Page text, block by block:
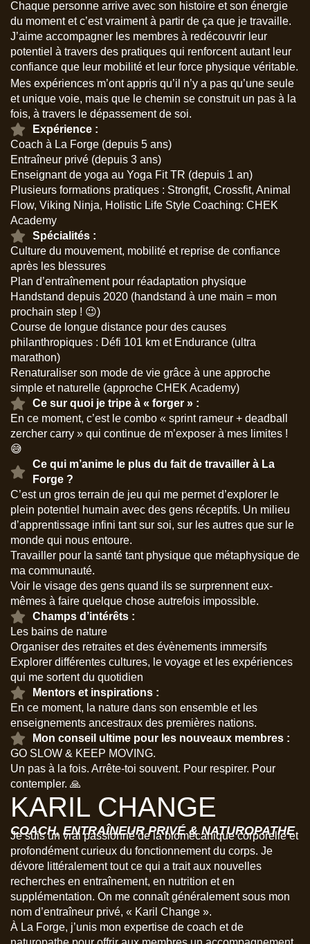
Chaque personne arrive avec son histoire et son énergie
du moment et c’est vraiment à partir de ça que je travaille.
J’aime accompagner les membres à redécouvrir leur
potentiel à travers des pratiques qui renforcent autant leur
confiance que leur mobilité et leur force physique véritable.
Mes expériences m’ont appris qu’il n’y a pas qu’une seule
et unique voie, mais que le chemin se construit un pas à la
fois, à travers le dépassement de soi.
Expérience :
Coach à La Forge (depuis 5 ans)
Entraîneur privé (depuis 3 ans)
Enseignant de yoga au Yoga Fit TR (depuis 1 an)
Plusieurs formations pratiques : Strongfit, Crossfit, Animal
Flow, Viking Ninja, Holistic Life Style Coaching: CHEK
Academy
Spécialités :
Culture du mouvement, mobilité et reprise de confiance
après les blessures
Plan d’entraînement pour réadaptation physique
Handstand depuis 2020 (handstand à une main = mon
prochain step ! 😉)
Course de longue distance pour des causes
philanthropiques : Défi 101 km et Endurance (ultra
marathon)
Renaturaliser son mode de vie grâce à une approche
simple et naturelle (approche CHEK Academy)
Ce sur quoi je tripe à « forger » :
En ce moment, c’est le combo « sprint rameur + deadball
zercher carry » qui continue de m’exposer à mes limites !
😅
Ce qui m’anime le plus du fait de travailler à La
Forge ?
C’est un gros terrain de jeu qui me permet d’explorer le
plein potentiel humain avec des gens réceptifs. Un milieu
d’apprentissage infini tant sur soi, sur les autres que sur le
monde qui nous entoure.
Travailler pour la santé tant physique que métaphysique de
ma communauté.
Voir le visage des gens quand ils se surprennent eux-
mêmes à faire quelque chose autrefois impossible.
Champs d’intérêts :
Les bains de nature
Organiser des retraites et des évènements immersifs
Explorer différentes cultures, le voyage et les expériences
qui me sortent du quotidien
Mentors et inspirations :
En ce moment, la nature dans son ensemble et les
enseignements ancestraux des premières nations.
Mon conseil ultime pour les nouveaux membres :
GO SLOW & KEEP MOVING.
Un pas à la fois. Arrête-toi souvent. Pour respirer. Pour
contempler. 🙏
KARIL CHANGE
COACH, ENTRAÎNEUR PRIVÉ & NATUROPATHE
Je suis un vrai passionné de la biomécanique corporelle et
profondément curieux du fonctionnement du corps. Je
dévore littéralement tout ce qui a trait aux nouvelles
recherches en entraînement, en nutrition et en
supplémentation. On me connaît généralement sous mon
nom d’entraîneur privé, « Karil Change ».
À La Forge, j’unis mon expertise de coach et de